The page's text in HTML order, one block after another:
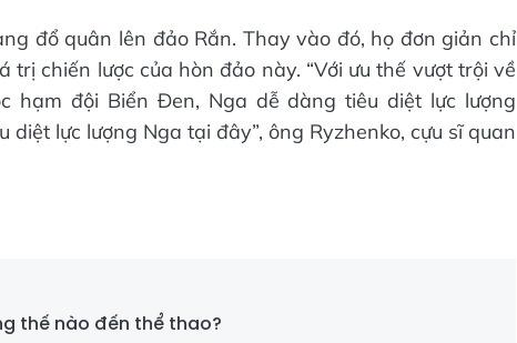
đổ quân lên đảo Rắn. Thay vào đó, họ đơn giản chỉ
chiến lược của hòn đảo này. “Với ưu thế vượt trội về
hạm đội Biển Đen, Nga dễ dàng tiêu diệt lực lượng
lực lượng Nga tại đây”, ông Ryzhenko, cựu sĩ quan
thế nào đến thể thao?